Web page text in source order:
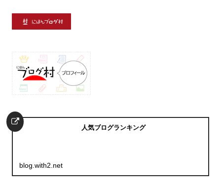
人気ブログランキング
blog.with2.net